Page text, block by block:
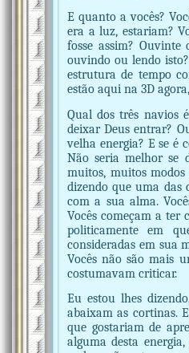
E quanto a vocês?
era a luz, estariam?
fosse assim?
ouvindo ou lendo
estrutura de tempo
estão aqui na 3D
Qual dos três navios
deixar Deus entrar?
velha energia? E se é
Não seria melhor se
muitos, muitos
dizendo que uma das
com a sua alma.
Vocês começam a ter
politicamente em
consideradas em sua
Vocês não são mais
costumavam criticar.
Eu estou lhes
abaixam as cortinas.
que gostariam de
alguma desta